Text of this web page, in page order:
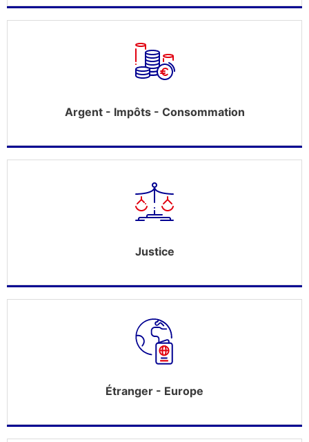
Argent - Impôts - Consommation
Justice
Étranger - Europe